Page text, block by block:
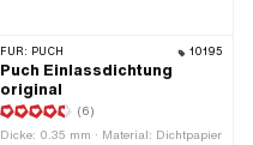
FÜR: PUCH 10195
Puch Einlassdichtung
original
(6)
Dicke: 0.35 mm · Material: Dichtpapier